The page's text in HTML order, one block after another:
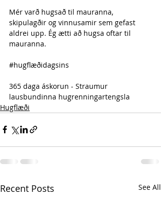
Mér varð hugsað til mauranna,
skipulagðir og vinnusamir sem gefast
aldrei upp. Ég ætti að hugsa oftar til
mauranna.
#hugflæðidagsins
365 daga áskorun - Straumur
lausbundinna hugrenningartengsla
Hugflæði
Recent Posts See All